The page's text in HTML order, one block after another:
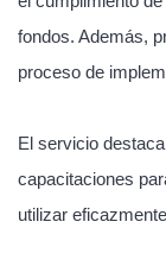
fondos. Además,
proceso de
El servicio
capacitaciones
utilizar